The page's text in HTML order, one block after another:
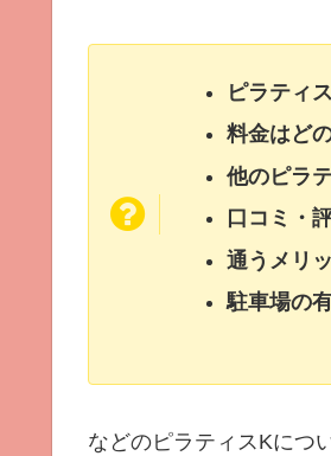
ピラティ
料金はど
他のピラ
口コミ・
通うメリ
駐車場の
などのピラティスKにつ